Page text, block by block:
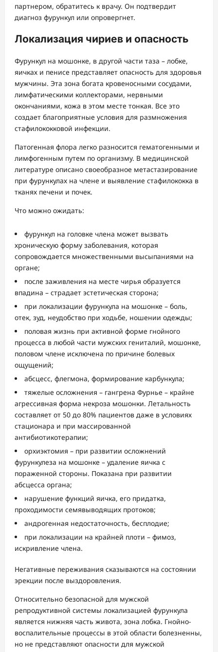
партнером, обратитесь к врачу. Он подтвердит
диагноз фурункул или опровергнет.
Локализация чириев и опасность
Фурункул на мошонке, в другой части таза – лобке,
яичках и пенисе представляет опасность для здоровья
мужчины. Эта зона богата кровеносными сосудами,
лимфатическими коллекторами, нервными
окончаниями, кожа в этом месте тонкая. Все это
создает благоприятные условия для размножения
стафилококковой инфекции.
Патогенная флора легко разносится гематогенными и
лимфогенным путем по организму. В медицинской
литературе описано своеобразное метастазирование
при фурункулах на члене и выявление стафилококка в
тканях печени и почек.
Что можно ожидать:
фурункул на головке члена может вызвать
хроническую форму заболевания, которая
сопровождается множественными высыпаниями на
органе;
после заживления на месте чирья образуется
впадина – страдает эстетическая сторона;
при локализации фурункула на мошонке – боль,
отек, зуд, неудобство при ходьбе, ношении одежды;
половая жизнь при активной форме гнойного
процесса в любой части мужских гениталий, мошонке,
половом члене исключена по причине болевых
ощущений;
абсцесс, флегмона, формирование карбункула;
тяжелые осложнения – гангрена Фурнье – крайне
агрессивная форма некроза мошонки. Летальность
составляет от 50 до 80% пациентов даже в условиях
стационара и при массированной
антибиотикотерапии;
орхиэктомия – при развитии осложнений
фурункулеза на мошонке – удаление яичка с
пораженной стороны. Показана при развитии
абсцесса органа;
нарушение функций яичка, его придатка,
проходимости семявыводящих протоков;
андрогенная недостаточность, бесплодие;
при локализации на крайней плоти – фимоз,
искривление члена.
Негативные переживания сказываются на состоянии
эрекции после выздоровления.
Относительно безопасной для мужской
репродуктивной системы локализацией фурункула
является нижняя часть живота, зона лобка. Гнойно-
воспалительные процессы в этой области болезненны,
но не представляют опасности для мужской